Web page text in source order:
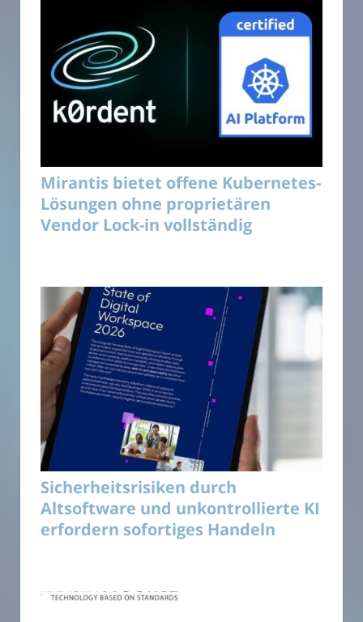
Mirantis bietet offene Kubernetes-
Lösungen ohne proprietären
Vendor Lock-in vollständig
Sicherheitsrisiken durch
Altsoftware und unkontrollierte KI
erfordern sofortiges Handeln